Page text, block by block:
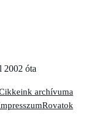
2002 óta
archívuma
Rovatok